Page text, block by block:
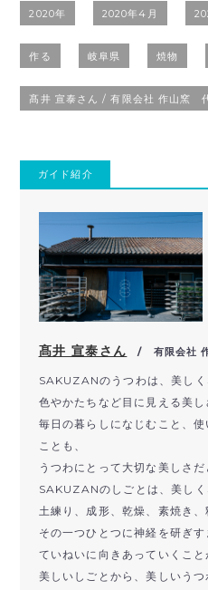
2020年 2020年4月
作る 岐阜県 焼物
髙井 宣泰さん / 有限会社 作山窯
ガイド紹介
髙井 宣泰さん / 有限会社
SAKUZANのうつわは、美しく
色やかたちなど目に見える美し
毎日の暮らしになじむこと、
ことも、
うつわにとって大切な美しさだ
SAKUZANのしごとは、美しく
土練り、成形、乾燥、素焼き、
その一つひとつに神経を研ぎす
ていねいに向きあっていくこと
美しいしごとから、美しいうつ